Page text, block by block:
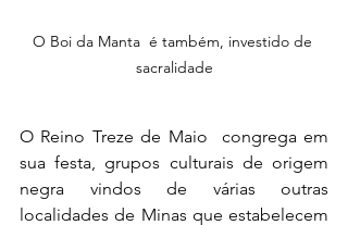
O Boi da Manta  é também, investido de
sacralidade
O Reino Treze de Maio  congrega em
sua festa, grupos culturais de origem
negra vindos de várias outras
localidades de Minas que estabelecem